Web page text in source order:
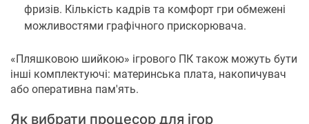
фризів. Кількість кадрів та комфорт гри обмежені
можливостями графічного прискорювача.
«Пляшковою шийкою» ігрового ПК також можуть бути
інші комплектуючі: материнська плата, накопичувач
або оперативна пам'ять.
Як вибрати процесор для ігор